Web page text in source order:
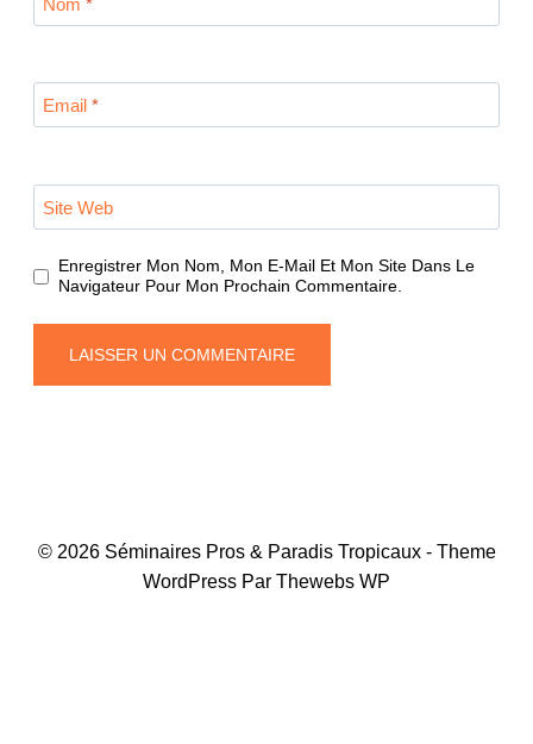
Nom *
Email *
Site Web
Enregistrer Mon Nom, Mon E-Mail Et Mon Site Dans Le
Navigateur Pour Mon Prochain Commentaire.
© 2026 Séminaires Pros & Paradis Tropicaux - Theme
WordPress Par Thewebs WP